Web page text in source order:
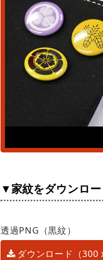
▼家紋をダウンロー
透過PNG（黒紋）
ダウンロード（300